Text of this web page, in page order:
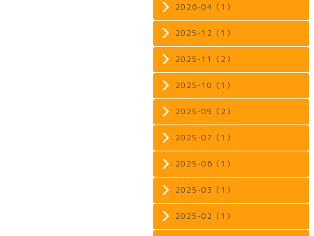
2026-04（1）
2025-12（1）
2025-11（2）
2025-10（1）
2025-09（2）
2025-07（1）
2025-06（1）
2025-03（1）
2025-02（1）